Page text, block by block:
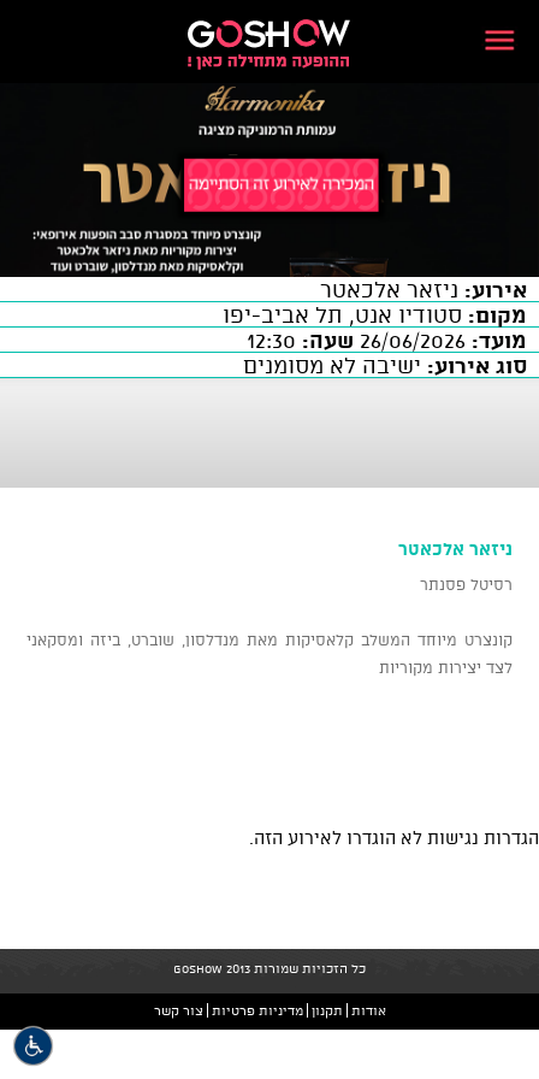
אירוע: ניזאר אלכאטר
מקום: סטודיו אנט, תל אביב-יפו
מועד:
שעה:
סוג אירוע: ישיבה לא מסומנים
ניזאר אלכאטר
רסיטל פסנתר
קונצרט מיוחד המשלב קלאסיקות מאת מנדלסון, שוברט, ביזה ומסקאני
לצד יצירות מקוריות
הגדרות נגישות לא הוגדרו לאירוע הזה.
כל הזכויות שמורות GoShow 2013
אודות תקנון מדיניות פרטיות צור קשר